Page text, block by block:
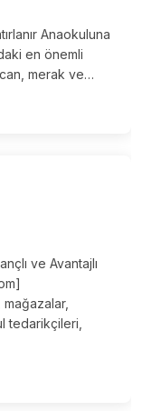
Anaokuluna
en önemli
merak ve…
ve Avantajlı
tedarikçileri,